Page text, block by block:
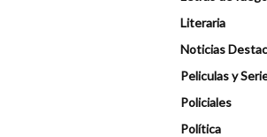
Literaria
Noticias
Peliculas y
Policiales
Política